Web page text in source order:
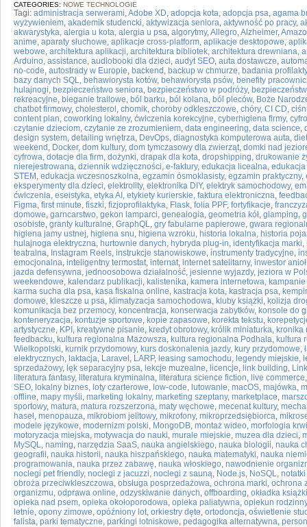
CATEGORIES: NOWE TECHNOLOGIE
Tagi: administracja serwerami,Adobe XD, adopcja kota, adopcja psa, agama
wyżywieniem, akademik studencki, aktywizacja seniora, aktywność po pracy,
akwarystyka, alergia u kota, alergia u psa, algorytmy,Allegro,Alzheimer,
anime, aparaty słuchowe, aplikacje cross-platform, aplikacje desktopowe,
webowe, architektura aplikacji, architektura bibliotek, architektura drewniana,
Arduino, assistance, audiobooki dla dzieci, audyt SEO, auta dostawcze,
no-code, autostrady w Europie, backend , backup w chmurze, badania
bazy danych SQL, behawiorysta kotów, behawiorysta psów, benefity
hulajnogi, bezpieczeństwo seniora, bezpieczeństwo w podróży,
rekreacyjne, bieganie trailowe, ból barku, ból kolana, ból pleców, Boże
chatbot firmowy, cholesterol , chomik, choroby odkleszczowe, chóry, CI CD,
content plan, coworking lokalny, ćwiczenia korekcyjne, cyberhigiena firmy,
czytanie dzieciom, czytanie ze zrozumieniem, data engineering, data science,
design system, detailing wnętrza, DevOps, diagnostyka komputerowa auta,
weekend , Docker, dom kultury, dom tymczasowy dla zwierząt, domki nad
cyfrowa, dotacje dla firm, dożynki, drapak dla kota, dropshipping, drukowanie
nierejestrowana, dziennik wdzięczności, e-faktury, edukacja licealna,
STEM , edukacja wczesnoszkolna, egzamin ósmoklasisty, egzamin praktyczny,
eksperymenty dla dzieci, elektrolity, elektronika DIY, elektryk samochodowy,
ćwiczenia, eseistyka, etyka AI , etykiety kurierskie, faktura elektroniczna,
Figma, first minute, fiszki, fizjoprofilaktyka, Flask, folia PPF, fortyfikacje,
domowe, garncarstwo, gekon lamparci, genealogia, geometria kół, glamping,
osobiste, granty kulturalne, GraphQL, gry fabularne papierowe, gwara
higiena jamy ustnej, higiena snu, higiena wzroku, historia lokalna, historia
hulajnoga elektryczna, hurtownie danych, hybryda plug-in, identyfikacja marki,
teatralna, Instagram Reels, instrukcje stanowiskowe, instrumenty tradycyjne,
emocjonalna, inteligentny termostat, internat, internet satelitarny, inwestor anioł
jazda defensywna, jednoosobowa działalność, jesienne wyjazdy, jeziora w
weekendowe, kalendarz publikacji, kalistenika, kamera internetowa,
karma sucha dla psa, kasa fiskalna online, kastracja kota, kastracja psa,
domowe, kleszcze u psa, klimatyzacja samochodowa, kluby książki, kolizja
komunikacja bez przemocy, koncentracja, konserwacja zabytków, konsole do
konteneryzacja, kontuzje sportowe, kopie zapasowe, korekta tekstu,
artystyczne, KPI , kreatywne pisanie, kredyt obrotowy, królik miniaturka, kronika
feedbacku, kultura regionalna Mazowsza, kultura regionalna Podhala, kultura
Wielkopolski, kurnik przydomowy, kurs doskonalenia jazdy, kury przydomowe,
elektrycznych, laktacja, Laravel , LARP, leasing samochodu, legendy miejskie,
sprzedażowy, lęk separacyjny psa, lekcje muzealne, licencje, link building,
literatura fantasy, literatura kryminalna, literatura science fiction, live commerce
SEO, lokalny biznes, loty czarterowe, low-code, lutowanie, macOS, majówka,
offline, mapy myśli, marketing lokalny, marketing szeptany, marketplace,
sportowy, matura, matura rozszerzona, maty węchowe, mecenat kultury,
haseł, menopauza, mikrobiom jelitowy, mikrofony, mikroprzedsiębiorca,
modele językowe, modernizm polski, MongoDB, montaż wideo, morfologia krwi
motoryzacja miejska, motywacja do nauki, murale miejskie, muzea dla dzieci,
MySQL, naming, narzędzia SaaS, nauka angielskiego, nauka biologii, nauka
geografii, nauka historii, nauka hiszpańskiego, nauka matematyki, nauka
programowania, nauka przez zabawę, nauka włoskiego, nawodnienie
noclegi pet friendly, noclegi z jacuzzi, noclegi z sauną, Node.js, NoSQL,
obroża przeciwkleszczowa, obsługa posprzedażowa, ochrona marki, ochrona
organizmu, odprawa online, odzyskiwanie danych, offboarding, okładka książki
opieka nad psem, opieka okołoporodowa, opieka paliatywna, opiekun rodzinny
letnie, opony zimowe, opóźniony lot, orkiestry dęte, ortodoncja, oświetlenie
falista, parki tematyczne, parkingi lotniskowe, pedagogika alternatywna,